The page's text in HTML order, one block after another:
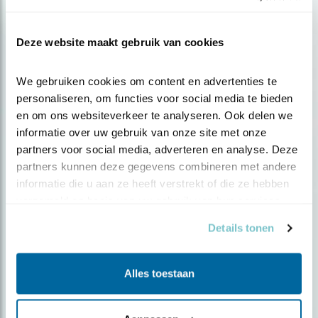
Deze website maakt gebruik van cookies
We gebruiken cookies om content en advertenties te
personaliseren, om functies voor social media te bieden
en om ons websiteverkeer te analyseren. Ook delen we
informatie over uw gebruik van onze site met onze
partners voor social media, adverteren en analyse. Deze
partners kunnen deze gegevens combineren met andere
informatie die u aan ze heeft verstrekt of die ze hebben
Details tonen
Alles toestaan
Zwanendans in de Natte Graslanden
Podcast